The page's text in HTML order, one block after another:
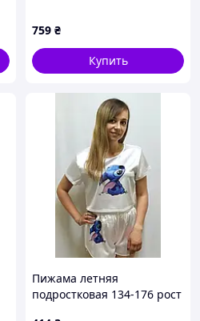
759 ₴
Купить
Пижама летняя
подростковая 134-176 рост